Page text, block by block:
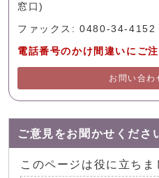
窓口)
ファックス: 0480-34-4152
電話番号のかけ間違いにご
お問い合わ
ご意見をお聞かせくださ
このページは役に立ちま